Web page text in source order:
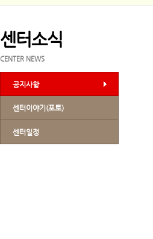
센터소식
CENTER NEWS
공지사항
센터이야기(포토)
센터일정